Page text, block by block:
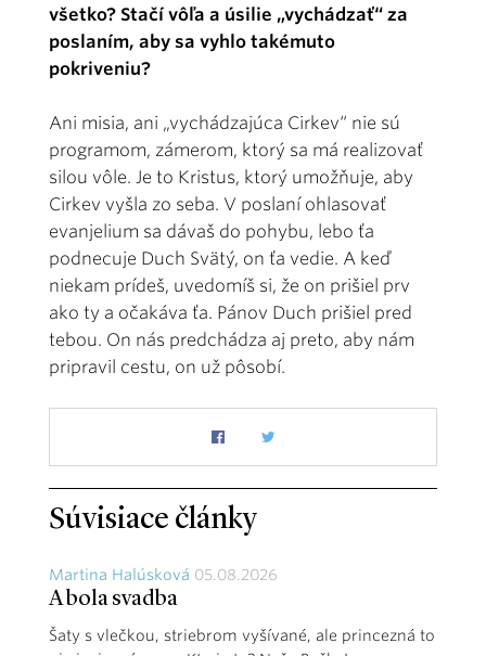
všetko? Stačí vôľa a úsilie „vychádzať“ za
poslaním, aby sa vyhlo takémuto
pokriveniu?
Ani misia, ani „vychádzajúca Cirkev“ nie sú
programom, zámerom, ktorý sa má realizovať
silou vôle. Je to Kristus, ktorý umožňuje, aby
Cirkev vyšla zo seba. V poslaní ohlasovať
evanjelium sa dávaš do pohybu, lebo ťa
podnecuje Duch Svätý, on ťa vedie. A keď
niekam prídeš, uvedomíš si, že on prišiel prv
ako ty a očakáva ťa. Pánov Duch prišiel pred
tebou. On nás predchádza aj preto, aby nám
pripravil cestu, on už pôsobí.
Súvisiace články
Martina Halúsková 05.08.2026
A bola svadba
Šaty s vlečkou, striebrom vyšívané, ale princezná to